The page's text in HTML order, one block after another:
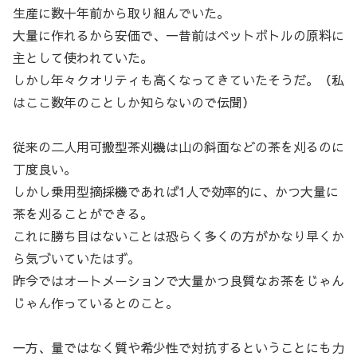
生産に数十年前から取り組んでいた。
大量に作れるから安価で、一昔前はペットボトルの原料に
主として使われていた。
しかし年々クオリティも高くなってきていたそうだ。（私
はここ数年のことしか知らないので伝聞）
従来の二人用可搬型茶刈機は山の斜面などの茶を刈るのに
丁度良い。
しかし乗用型摘採機であれば1人で効率的に、かつ大量に
茶を刈ることができる。
これに勝ち目はないことは恐らく多くの方がかなり早くか
ら気づいていたはず。
昨今ではオートメーションで大量かつ良質なお茶をじゃん
じゃん作っているとのこと。
一方、量ではなく質や希少性で対抗するということにも力